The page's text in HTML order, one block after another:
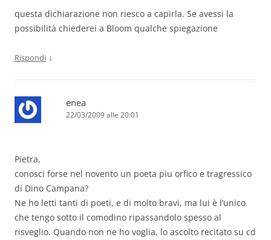
questa dichiarazione non riesco a capirla. Se avessi la
possibilità chiederei a Bloom qualche spiegazione
Rispondi ↓
enea
22/03/2009 alle 20:01
Pietra,
conosci forse nel novento un poeta piu orfico e tragressico
di Dino Campana?
Ne ho letti tanti di poeti, e di molto bravi, ma lui è l’unico
che tengo sotto il comodino ripassandolo spesso al
risveglio. Quando non ne ho voglia, lo ascolto recitato su cd